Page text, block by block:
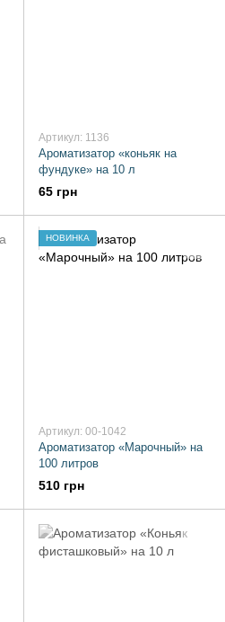
Артикул: 1136
Ароматизатор «коньяк на
фундуке» на 10 л
65 грн
НОВИНКА
Артикул: 00-1042
Ароматизатор «Марочный» на
100 литров
510 грн